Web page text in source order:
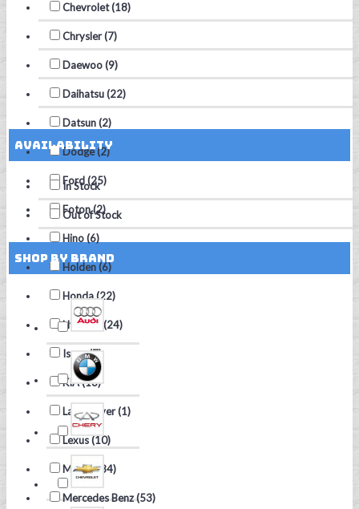
Chevrolet (18)
Chrysler (7)
Daewoo (9)
Daihatsu (22)
Datsun (2)
Dodge (2)
Ford (25)
Foton (2)
Hino (6)
Holden (6)
Honda (22)
Hyundai (24)
Isuzu (7)
KIA (18)
Land Rover (1)
Lexus (10)
Mazda (34)
Mercedes Benz (53)
Availability
In Stock
Out of Stock
Shop by Brand